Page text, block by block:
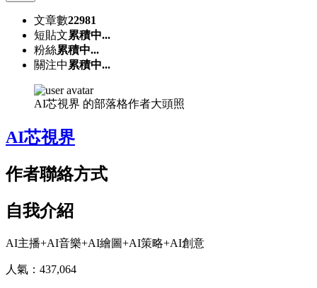
文章數22981
短貼文累積中...
粉絲累積中...
關注中 累積中...
AI芯視界 的部落格作者大頭照
AI芯視界
作者聯絡方式
自我介紹
AI主播+AI音樂+AI繪圖+AI策略+AI創意
人氣： 437,064